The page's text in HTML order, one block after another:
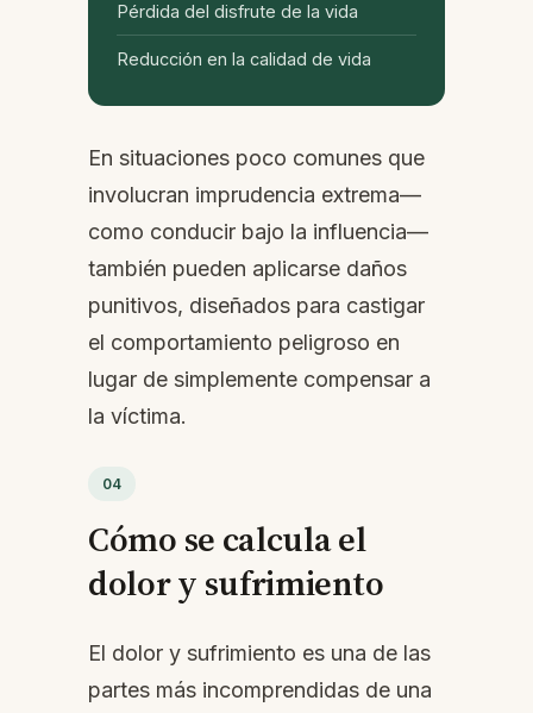
Pérdida del disfrute de la vida
Reducción en la calidad de vida
En situaciones poco comunes que
involucran imprudencia extrema—
como conducir bajo la influencia—
también pueden aplicarse daños
punitivos, diseñados para castigar
el comportamiento peligroso en
lugar de simplemente compensar a
la víctima.
04
Cómo se calcula el
dolor y sufrimiento
El dolor y sufrimiento es una de las
partes más incomprendidas de una